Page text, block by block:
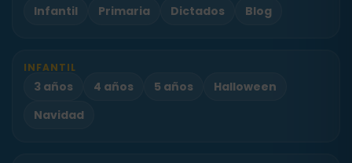
Infantil Primaria Dictados Blog
INFANTIL
3 años 4 años 5 años
Halloween
Navidad